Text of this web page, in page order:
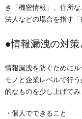
き「機密情報」、住所
法人などの場合を指す「
●情報漏洩の対策
情報漏洩を防ぐために
モノと企業レベルで行
的なものを少し上げてみ
・個人でできること